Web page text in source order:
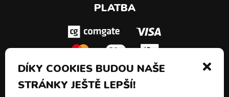
PLATBA
DÍKY COOKIES BUDOU NAŠE
STRÁNKY JEŠTĚ LEPŠÍ!